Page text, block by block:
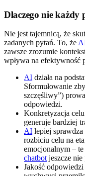
Dlaczego nie każdy
Nie jest tajemnicą, że
zadanych pytań. To, że
zawsze zrozumie
wpływa na efektywność
AI działa na
Sformułowanie
szczęśliwy”)
odpowiedzi.
Konkretyzacja
generuje bardziej
AI lepiej
rozbiciu celu na
emocjonalnym –
chatbot jeszcze nie
Jakość